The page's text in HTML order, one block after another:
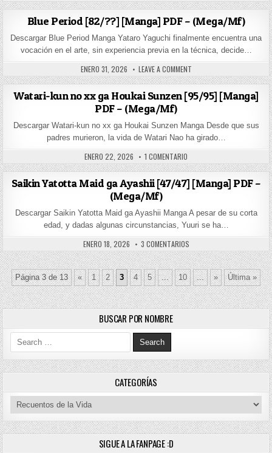
Blue Period [82/??] [Manga] PDF – (Mega/Mf)
Descargar Blue Period Manga Yataro Yaguchi finalmente encuentra una
vocación en el arte, sin experiencia previa en la técnica, decide…
PUBLISHED DATE:
ENERO 31, 2026 LEAVE A COMMENTON BLUE PERIOD [82/??]
Watari-kun no xx ga Houkai Sunzen [95/95] [Manga]
PDF – (Mega/Mf)
Descargar Watari-kun no xx ga Houkai Sunzen Manga Desde que sus
padres murieron, la vida de Watari Nao ha girado…
PUBLISHED DATE:
ENERO 22, 2026 1 COMENTARIO EN WATARI-KUN NO XX
Saikin Yatotta Maid ga Ayashii [47/47] [Manga] PDF –
(Mega/Mf)
Descargar Saikin Yatotta Maid ga Ayashii Manga A pesar de su corta
edad, y dadas algunas circunstancias, Yuuri se ha…
PUBLISHED DATE:
ENERO 18, 2026 3 COMENTARIOSEN SAIKIN YATOTTA MAID
Página 3 de 13 « 1 2 3 4 5 ... 10 ... » Última »
BUSCAR POR NOMBRE
Search for:
CATEGORÍAS
Categorías
SIGUE A LA FANPAGE :D